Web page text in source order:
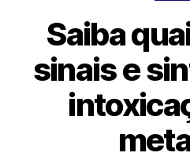
Saiba
sinais e